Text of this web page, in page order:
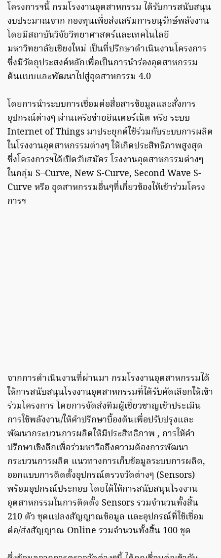
โครงการฯนี้ กรมโรงงานอุตสาหกรรม ได้รับการสนับสนุน
งบประมาณจาก กองทุนเพื่อส่งเสริมการอนุรักษ์พลังงาน
โดยมีสถาบันวิจัยวิทยาศาสตร์และเทคโนโลยี
มหาวิทยาลัยเชียงใหม่ เป็นที่ปรึกษาดำเนินงานโครงการ
ซึ่งมีวัตถุประสงค์หลักเพื่อเป็นการนำร่องอุตสาหกรรม
ต้นแบบและพัฒนาไปสู่อุตสาหกรรม 4.0
โดยการนำระบบการเชื่อมต่อสื่อสารข้อมูลและสั่งการ
อุปกรณ์ต่างๆ ผ่านเครือข่ายอินเตอร์เน็ต หรือ ระบบ
Internet of Things มาประยุกต์ใช้ร่วมกับระบบการผลิต
ในโรงงานอุตสาหกรรมต่างๆ ให้เกิดประสิทธิภาพสูงสุด
ซึ่งโครงการฯได้เปิดรับสมัคร โรงงานอุตสาหกรรมต่างๆ
ในกลุ่ม S–Curve, New S-Curve, Second Wave S-
Curve หรือ อุตสาหกรรมอื่นๆที่เกี่ยวข้องให้เข้าร่วมโครง
การฯ
จากการดำเนินงานที่ผ่านมา กรมโรงงานอุตสาหกรรมได้
ให้การสนับสนุนโรงงานอุตสาหกรรมที่ได้รับคัดเลือกให้เข้า
ร่วมโครงการ โดยการจัดส่งทีมผู้เชี่ยวชาญเข้าประเมิน
การใช้พลังงาน/ให้คำปรึกษาบื้องต้นเพื่อปรับปรุงและ
พัฒนากระบวนการผลิตให้มีประสิทธิภาพ , การให้คำ
ปรึกษาเชิงลึกเพื่อร่วมหารือถึงความต้องการพัฒนา
กระบวนการผลิต แนวทางการเก็บข้อมูลระบบการผลิต,
ออกแบบการติดตั้งอุปกรณ์ตรวจวัดต่างๆ (Sensors)
พร้อมอุปกรณ์ประกอบ โดยได้ให้การสนับสนุนโรงงาน
อุตสาหกรรมในการติดตั้ง Sensors รวมจำนวนทั้งสิ้น
210 ตัว ชุดแปลงสัญญาณข้อมูล และอุปกรณ์ที่ใช้เชื่อม
ต่อ/ส่งสัญญาณ Online รวมจำนวนทั้งสิ้น 100 ชุด